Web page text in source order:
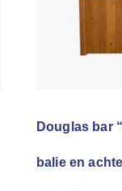
Douglas bar
balie en